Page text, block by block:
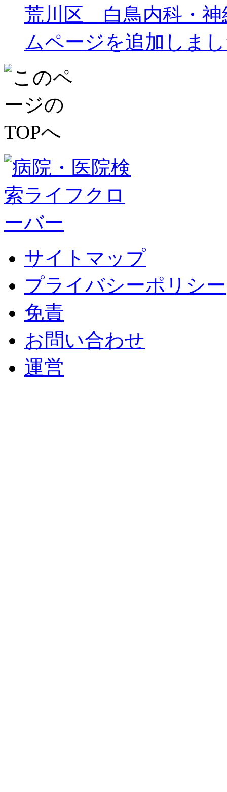
荒川区 白鳥内科・神
ムページを追加しま
サイトマップ
プライバシーポリシー
免責
お問い合わせ
運営